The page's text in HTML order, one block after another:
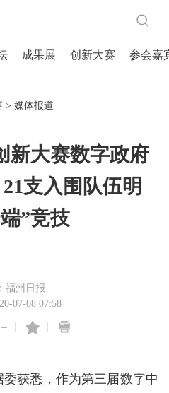
成果展 创新大赛 参会嘉
> 媒体报道
新大赛数字政府
支入围队伍明
”竞技
福州日报
07-08 07:58
获悉，作为第三届数字中